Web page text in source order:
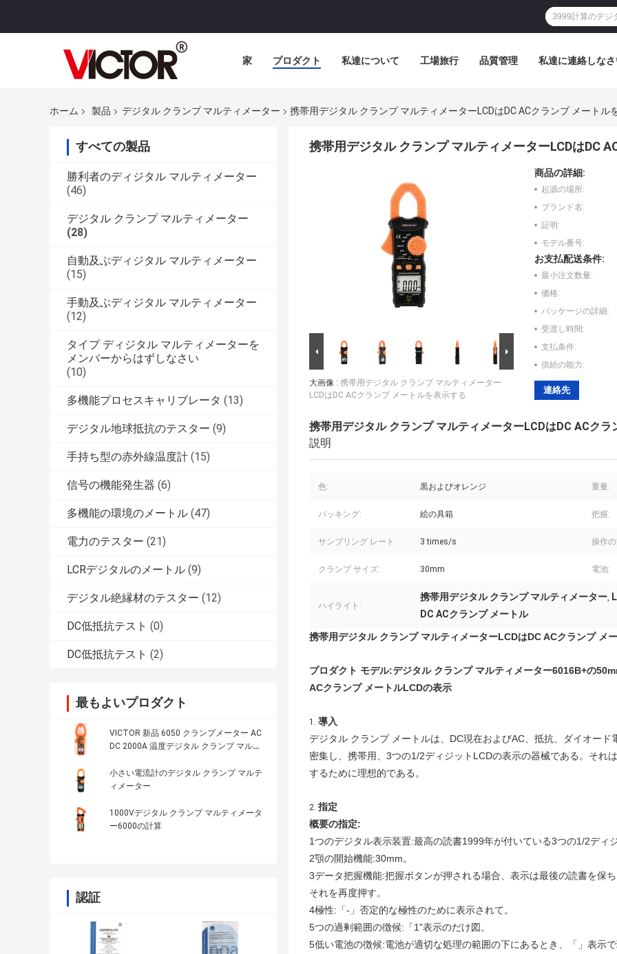
家 プロダクト 私達について 工場旅行 品質管理 私達に連絡しな
ホーム 製品 デジタル クランプ マルティメーター 携帯用デジタル クランプ マルティメーターLCDはDC ACクランプ メートル
すべての製品
勝利者のディジタル マルティメーター
(46)
デジタル クランプ マルティメーター
(28)
自動及ぶディジタル マルティメーター
(15)
手動及ぶディジタル マルティメーター
(12)
タイプ ディジタル マルティメーターを
メンバーからはずしなさい
(10)
多機能プロセスキャリブレータ (13)
デジタル地球抵抗のテスター (9)
手持ち型の赤外線温度計 (15)
信号の機能発生器 (6)
多機能の環境のメートル (47)
電力のテスター (21)
LCRデジタルのメートル (9)
デジタル絶縁材のテスター (12)
DC低抵抗テスト (0)
DC低抵抗テスト (2)
最もよいプロダクト
VICTOR 新品 6050 クランプメーター AC
DC 2000A 温度デジタル クランプ マルチ
小さい電流計のデジタル クランプ マルテ
ィメーター
1000Vデジタル クランプ マルティメータ
ー6000の計算
認証
携帯用デジタル クランプ マルティメーターLCDはDC
大画像 : 携帯用デジタル クランプ マルティメーター
LCDはDC ACクランプ メートルを表示する
商品の詳細:
起源の場所:
ブランド名:
証明:
モデル番号:
お支払配送条件:
最小注文数量:
価格:
パッケージの詳細:
受渡し時間:
支払条件:
供給の能力:
連絡先
携帯用デジタル クランプ マルティメーターLCDはDC ACク
説明
色: 黒およびオレンジ 重量:
パッキング: 絵の具箱 把握:
サンプリング レート: 3 times/s 操作
クランプ サイズ: 30mm 電池:
ハイライト:
携帯用デジタル クランプ マルティメーター,
DC ACクランプ メートル
携帯用デジタル クランプ マルティメーターLCDはDC ACクランプ メ
プロダクト モデル:デジタル クランプ マルティメーター6016B+の
ACクランプ メートルLCDの表示
1. 導入
デジタル クランプ メートルは、DC現在およびAC、抵抗、ダイオー
密集し、携帯用、3つの1/2ディジットLCDの表示の器械である。それ
するために理想的である。
2. 指定
概要の指定:
1つのデジタル表示装置:最高の読書1999年が付いている3つの1/2ディ
2顎の開始機能:30mm。
3データ把握機能:把握ボタンが押される場合、表示は最後の読書を保
それを再度押す。
4極性:「-」否定的な極性のために表示されて。
5つの過剰範囲の徴候:「1"表示のだけ図。
5低い電池の徴候:電池が適切な処理の範囲の下にあるとき、「」表示